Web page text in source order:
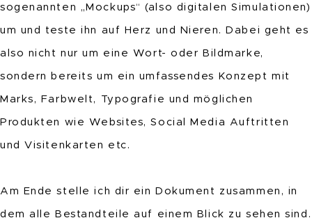
sogenannten „Mockups“ (also digitalen Simulationen)
um und teste ihn auf Herz und Nieren. Dabei geht es
also nicht nur um eine Wort- oder Bildmarke,
sondern bereits um ein umfassendes Konzept mit
Marks, Farbwelt, Typografie und möglichen
Produkten wie Websites, Social Media Auftritten
und Visitenkarten etc.
Am Ende stelle ich dir ein Dokument zusammen, in
dem alle Bestandteile auf einem Blick zu sehen sind.